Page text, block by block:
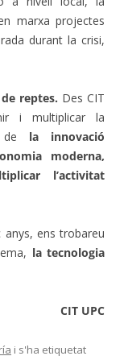
marxa projectes
durant la crisi,
reptes. Des CIT
i multiplicar la
de la innovació
moderna,
l’activitat
ens trobareu
la tecnologia
CIT UPC
i s'ha etiquetat